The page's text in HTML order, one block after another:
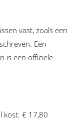
vast, zoals een
Een
is een officiële
kost: € 17,80